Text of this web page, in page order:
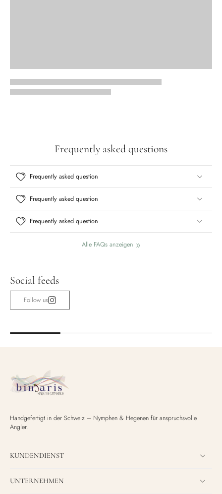
Frequently asked questions
Frequently asked question
Frequently asked question
Frequently asked question
Alle FAQs anzeigen
Social feeds
Follow us
Handgefertigt in der Schweiz – Nymphen & Hegenen für anspruchsvolle
Angler.
KUNDENDIENST
UNTERNEHMEN